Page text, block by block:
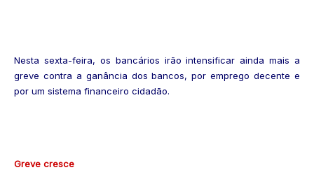
Nesta sexta-feira, os bancários irão intensificar ainda mais a
greve contra a ganância dos bancos, por emprego decente e
por um sistema financeiro cidadão.
Greve cresce